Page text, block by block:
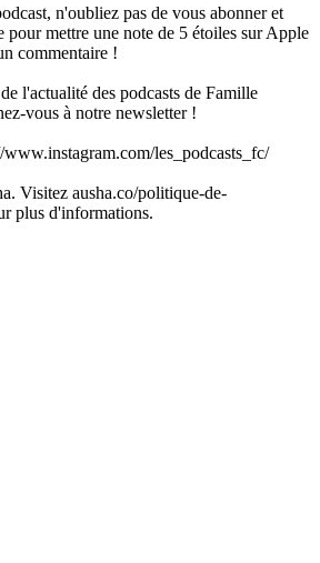
n'oubliez pas de vous abonner et
pour mettre une note de 5 étoiles sur Apple
commentaire !
l'actualité des podcasts de Famille
vous à notre newsletter !
les_podcasts_fc/
Visitez ausha.co/politique-de-
plus d'informations.